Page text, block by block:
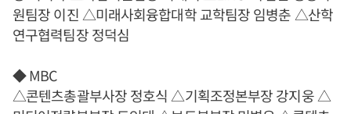
원팀장 이진 △미래사회융합대학 교학팀장 임병춘 △산학
연구협력팀장 정덕심
◆ MBC
△콘텐츠총괄부사장 정호식 △기획조정본부장 강지웅 △